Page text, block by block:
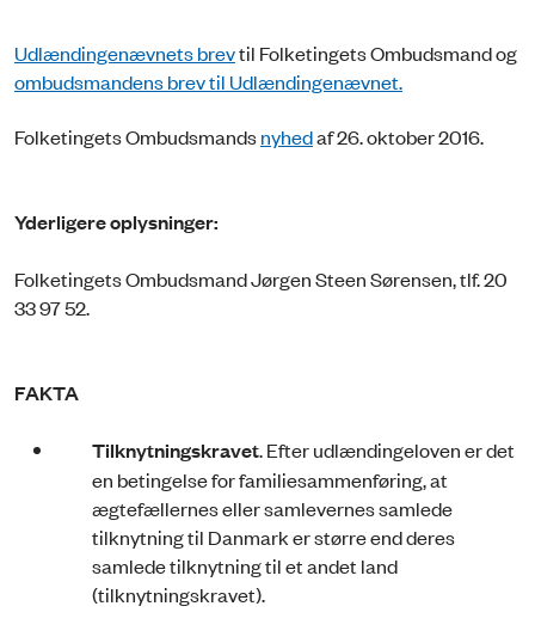
Udlændingenævnets brevtil Folketingets Ombudsmand og
ombudsmandens brev til Udlændingenævnet.
Folketingets Ombudsmandsnyhedaf 26. oktober 2016.
Yderligere oplysninger:
Folketingets Ombudsmand Jørgen Steen Sørensen, tlf. 20
33 97 52.
FAKTA
Tilknytningskravet. Efter udlændingeloven er det
en betingelse for familiesammenføring, at
ægtefællernes eller samlevernes samlede
tilknytning til Danmark er større end deres
samlede tilknytning til et andet land
(tilknytningskravet).